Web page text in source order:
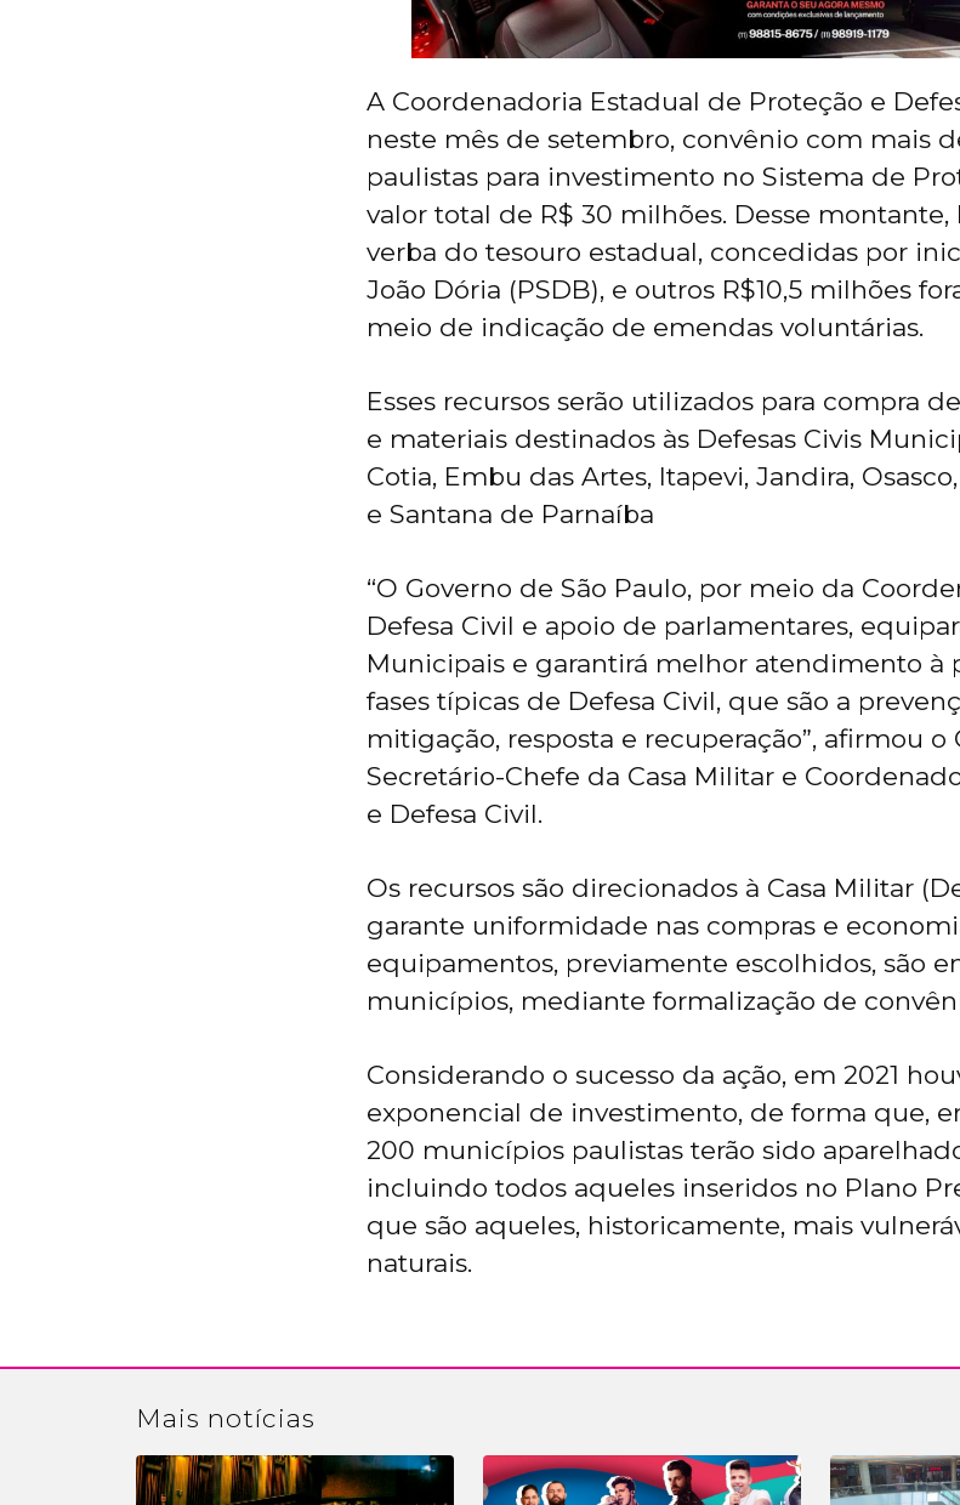
A Coordenadoria Estadual de Proteção e
neste mês de setembro, convênio com mais
paulistas para investimento no Sistema de
valor total de R$ 30 milhões. Desse montante,
verba do tesouro estadual, concedidas por
João Dória (PSDB), e outros R$10,5 milhões
meio de indicação de emendas voluntárias.
Esses recursos serão utilizados para compra
e materiais destinados às Defesas Civis
Cotia, Embu das Artes, Itapevi, Jandira,
e Santana de Parnaíba
“O Governo de São Paulo, por meio da
Defesa Civil e apoio de parlamentares,
Municipais e garantirá melhor atendimento à
fases típicas de Defesa Civil, que são a
mitigação, resposta e recuperação”, afirmou o
Secretário-Chefe da Casa Militar e
e Defesa Civil.
Os recursos são direcionados à Casa Militar
garante uniformidade nas compras e
equipamentos, previamente escolhidos, são
municípios, mediante formalização de
Considerando o sucesso da ação, em 2021
exponencial de investimento, de forma que,
200 municípios paulistas terão sido
incluindo todos aqueles inseridos no Plano
que são aqueles, historicamente, mais
naturais.
Mais notícias